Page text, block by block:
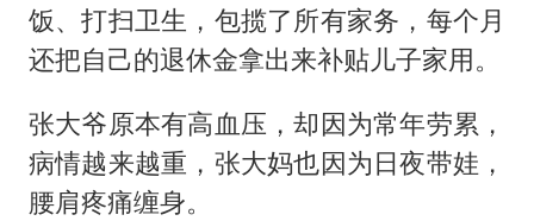
饭、打扫卫生，包揽了所有家务，每个月
还把自己的退休金拿出来补贴儿子家用。
张大爷原本有高血压，却因为常年劳累，
病情越来越重，张大妈也因为日夜带娃，
腰肩疼痛缠身。